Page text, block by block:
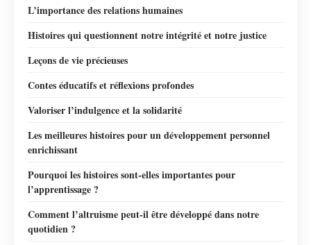
L’importance des relations humaines
Histoires qui questionnent notre intégrité et notre justice
Leçons de vie précieuses
Contes éducatifs et réflexions profondes
Valoriser l’indulgence et la solidarité
Les meilleures histoires pour un développement personnel
enrichissant
Pourquoi les histoires sont-elles importantes pour
l’apprentissage ?
Comment l’altruisme peut-il être développé dans notre
quotidien ?